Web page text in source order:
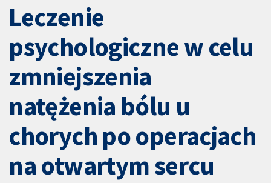
Leczenie
psychologiczne w celu
zmniejszenia
natężenia bólu u
chorych po operacjach
na otwartym sercu